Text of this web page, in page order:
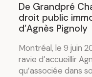
De Grandpré
droit public
d’Agnès Pignoly
Montréal, le 9 juin
ravie d’accueillir
qu’associée dans